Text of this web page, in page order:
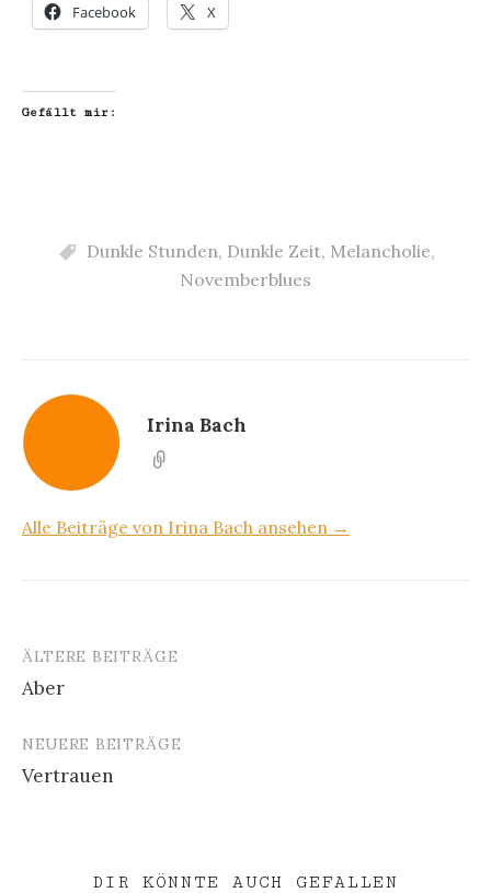
Facebook X
Gefällt mir:
Dunkle Stunden, Dunkle Zeit, Melancholie,
Novemberblues
Irina Bach
Alle Beiträge von Irina Bach ansehen →
Beitragsnavigation
ÄLTERE BEITRÄGE
Aber
NEUERE BEITRÄGE
Vertrauen
DIR KÖNNTE AUCH GEFALLEN